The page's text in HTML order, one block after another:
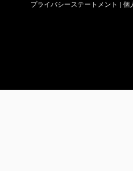
プライバシーステートメント | 個